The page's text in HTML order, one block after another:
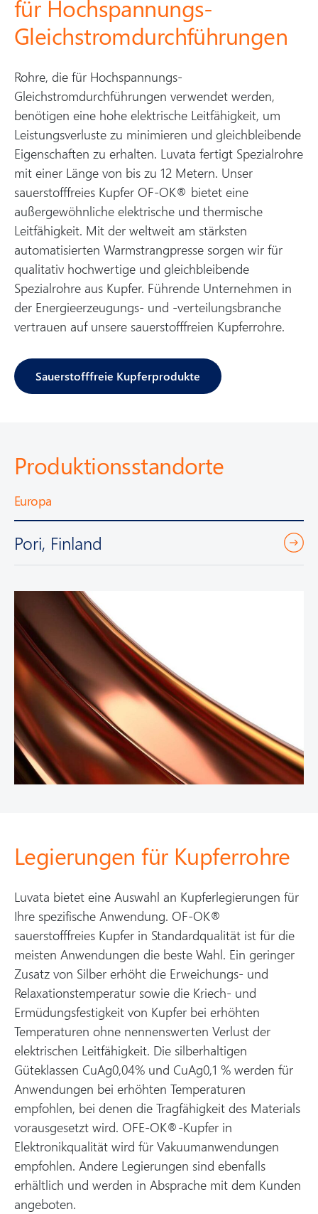
für Hochspannungs-
Gleichstromdurchführungen
Rohre, die für Hochspannungs-
Gleichstromdurchführungen verwendet werden,
benötigen eine hohe elektrische Leitfähigkeit, um
Leistungsverluste zu minimieren und gleichbleibende
Eigenschaften zu erhalten. Luvata fertigt Spezialrohre
mit einer Länge von bis zu 12 Metern. Unser
sauerstofffreies Kupfer OF-OK® bietet eine
außergewöhnliche elektrische und thermische
Leitfähigkeit. Mit der weltweit am stärksten
automatisierten Warmstrangpresse sorgen wir für
qualitativ hochwertige und gleichbleibende
Spezialrohre aus Kupfer. Führende Unternehmen in
der Energieerzeugungs- und -verteilungsbranche
vertrauen auf unsere sauerstofffreien Kupferrohre.
Sauerstofffreie Kupferprodukte
Produktionsstandorte
Europa
Pori, Finland
Legierungen für Kupferrohre
Luvata bietet eine Auswahl an Kupferlegierungen für
Ihre spezifische Anwendung. OF-OK®
sauerstofffreies Kupfer in Standardqualität ist für die
meisten Anwendungen die beste Wahl. Ein geringer
Zusatz von Silber erhöht die Erweichungs- und
Relaxationstemperatur sowie die Kriech- und
Ermüdungsfestigkeit von Kupfer bei erhöhten
Temperaturen ohne nennenswerten Verlust der
elektrischen Leitfähigkeit. Die silberhaltigen
Güteklassen CuAg0,04% und CuAg0,1 % werden für
Anwendungen bei erhöhten Temperaturen
empfohlen, bei denen die Tragfähigkeit des Materials
vorausgesetzt wird. OFE-OK®-Kupfer in
Elektronikqualität wird für Vakuumanwendungen
empfohlen. Andere Legierungen sind ebenfalls
erhältlich und werden in Absprache mit dem Kunden
angeboten.